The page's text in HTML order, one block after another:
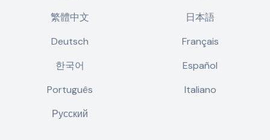
繁體中文
日本語
Deutsch
Français
한국어
Español
Português
Italiano
Русский